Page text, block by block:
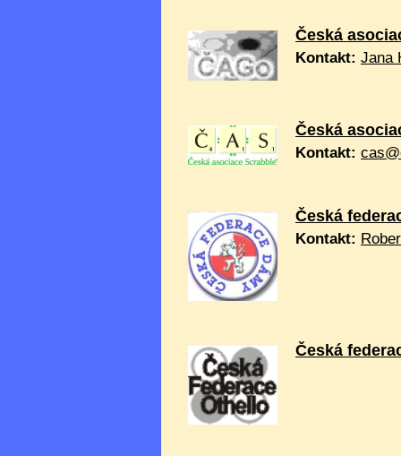
Česká
Kontakt: Jana
Česká
Kontakt:
Česká
Kontakt:
Česká